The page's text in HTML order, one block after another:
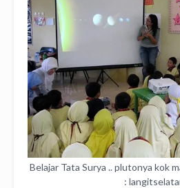
Belajar Tata Surya .. plutonya kok
: